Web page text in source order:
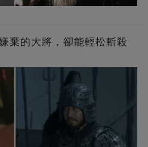
棄的大將，卻能輕松斬殺